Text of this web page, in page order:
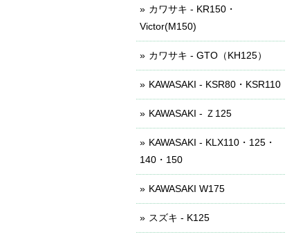
カワサキ - KR150・
Victor(M150)
カワサキ - GTO（KH125）
KAWASAKI - KSR80・KSR110
KAWASAKI - Ｚ125
KAWASAKI - KLX110・125・
140・150
KAWASAKI W175
スズキ - K125